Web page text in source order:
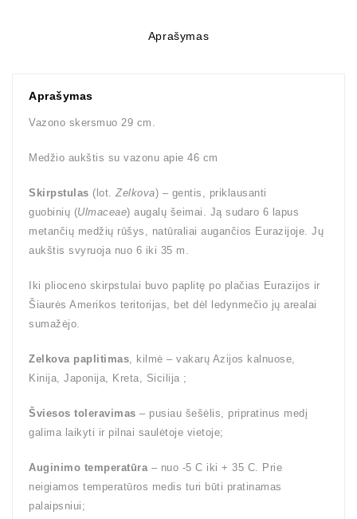
Aprašymas
Aprašymas
Vazono skersmuo 29 cm.
Medžio aukštis su vazonu apie 46 cm
Skirpstulas (lot. Zelkova) – gentis, priklausanti
guobinių (Ulmaceae) augalų šeimai. Ją sudaro 6 lapus
metančių medžių rūšys, natūraliai augančios Eurazijoje. Jų
aukštis svyruoja nuo 6 iki 35 m.
Iki plioceno skirpstulai buvo paplitę po plačias Eurazijos ir
Šiaurės Amerikos teritorijas, bet dėl ledynmečio jų arealai
sumažėjo.
Zelkova paplitimas, kilmė – vakarų Azijos kalnuose,
Kinija, Japonija, Kreta, Sicilija ;
Šviesos toleravimas – pusiau šešėlis, pripratinus medį
galima laikyti ir pilnai saulėtoje vietoje;
Auginimo temperatūra– nuo -5 C iki + 35 C. Prie
neigiamos temperatūros medis turi būti pratinamas
palaipsniui;